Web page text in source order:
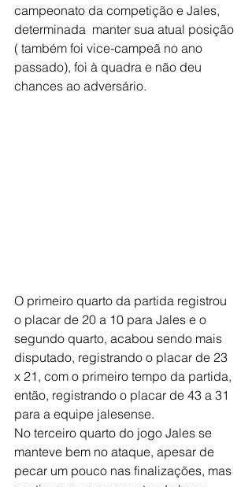
campeonato da competição e Jales,
determinada  manter sua atual posição
( também foi vice-campeã no ano
passado), foi à quadra e não deu
chances ao adversário.
O primeiro quarto da partida registrou
o placar de 20 a 10 para Jales e o
segundo quarto, acabou sendo mais
disputado, registrando o placar de 23
x 21, com o primeiro tempo da partida,
então, registrando o placar de 43 a 31
para a equipe jalesense.
No terceiro quarto do jogo Jales se
manteve bem no ataque, apesar de
pecar um pouco nas finalizações, mas